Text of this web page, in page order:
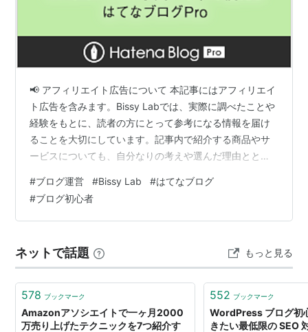
📢 アフィリエイト広告について 本記事にはアフィリエイ
ト広告を含みます。Bissy Labでは、実際に調べたことや
経験をもとに、読者の方にとって参考になる情報を届け
ることを大切にしています。記事内で紹介する商品やサ
ービスについても、自分なりの考えや選んだ理由ととも
を参考にしながら、ご自身の価値観に合わせてご判断く
ださい。 はじめに ブログを始める時、多くの人が悩むこ
との一つが「どの環境で始めるか」だと思います。 無料
リットがあります。 私自身も、ブログを始める前に「最
初からWor…
#ブログ運営 #Bissy Lab #はてなブログ
#ブログ初心者
ネットで話題 もっと見る
578 ブックマーク
Amazonアソシエイトで一ヶ月2000
万売り上げたテクニックを7つ紹介す
552 ブックマーク
WordPress ブログ初
きたい最低限の SEO